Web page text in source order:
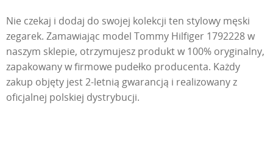
Nie czekaj i dodaj do swojej kolekcji ten stylowy męski
zegarek. Zamawiając model Tommy Hilfiger 1792228 w
naszym sklepie, otrzymujesz produkt w 100% oryginalny,
zapakowany w firmowe pudełko producenta. Każdy
zakup objęty jest 2-letnią gwarancją i realizowany z
oficjalnej polskiej dystrybucji.